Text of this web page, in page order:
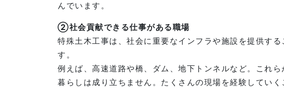
んでいます。
②社会貢献できる仕事がある職場
特殊土木工事は、社会に重要なインフラや施設を提供する
す。
例えば、高速道路や橋、ダム、地下トンネルなど。これ
暮らしは成り立ちません。たくさんの現場を経験してい